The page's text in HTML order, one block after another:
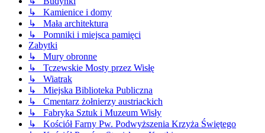
↳ Kamienice i domy
↳ Mała architektura
↳ Pomniki i miejsca pamięci
Zabytki
↳ Mury obronne
↳ Tczewskie Mosty przez Wisłę
↳ Wiatrak
↳ Miejska Biblioteka Publiczna
↳ Cmentarz żołnierzy austriackich
↳ Fabryka Sztuk i Muzeum Wisły
↳ Kościół Farny Pw. Podwyższenia Krzyża Świętego